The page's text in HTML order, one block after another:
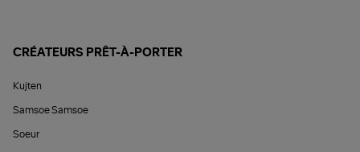
CRÉATEURS PRÊT-À-PORTER
Kujten
Samsoe Samsoe
Soeur